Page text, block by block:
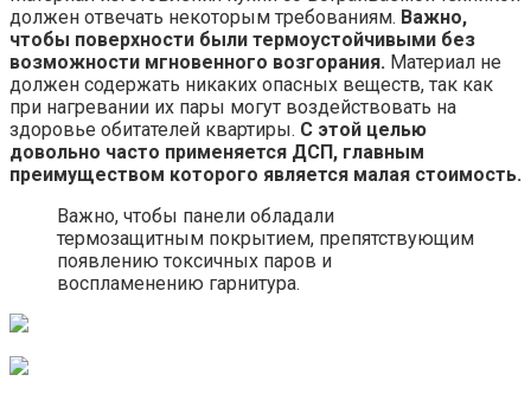
должен отвечать некоторым требованиям. Важно,
чтобы поверхности были термоустойчивыми без
возможности мгновенного возгорания. Материал не
должен содержать никаких опасных веществ, так как
при нагревании их пары могут воздействовать на
здоровье обитателей квартиры. С этой целью
довольно часто применяется ДСП, главным
преимуществом которого является малая стоимость.
Важно, чтобы панели обладали
термозащитным покрытием, препятствующим
появлению токсичных паров и
воспламенению гарнитура.